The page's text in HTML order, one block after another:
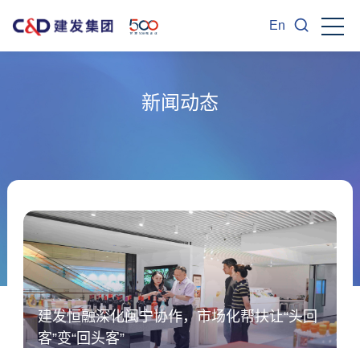
En
新闻动态
建发恒融深化闽宁协作，市场化帮扶让“头回
客”变“回头客”